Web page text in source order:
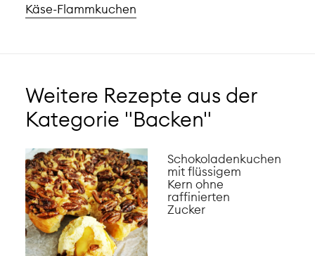
Käse-Flammkuchen
Weitere Rezepte aus der
Kategorie "Backen"
Schokoladenkuchen
mit flüssigem
Kern ohne
raffinierten
Zucker